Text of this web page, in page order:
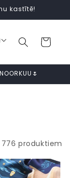
kastītē!
Ratiņi
776 produktiem